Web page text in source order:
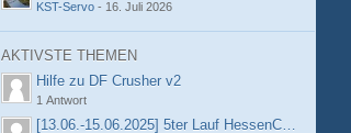
KST-Servo - 16. Juli 2026
AKTIVSTE THEMEN
Hilfe zu DF Crusher v2
1 Antwort
[13.06.-15.06.2025] 5ter Lauf HessenCup OR8 /